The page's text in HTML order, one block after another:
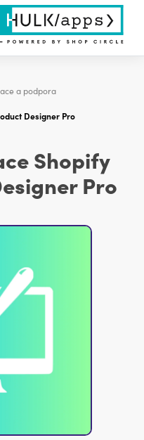
a podpora
Designer Pro
Shopify
Pro